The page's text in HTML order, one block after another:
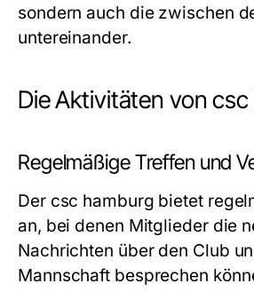
sondern auch die zwischen
untereinander.
Die Aktivitäten von
Regelmäßige Treffen und
Der csc hamburg bietet
an, bei denen Mitglieder die
Nachrichten über den Club
Mannschaft besprechen